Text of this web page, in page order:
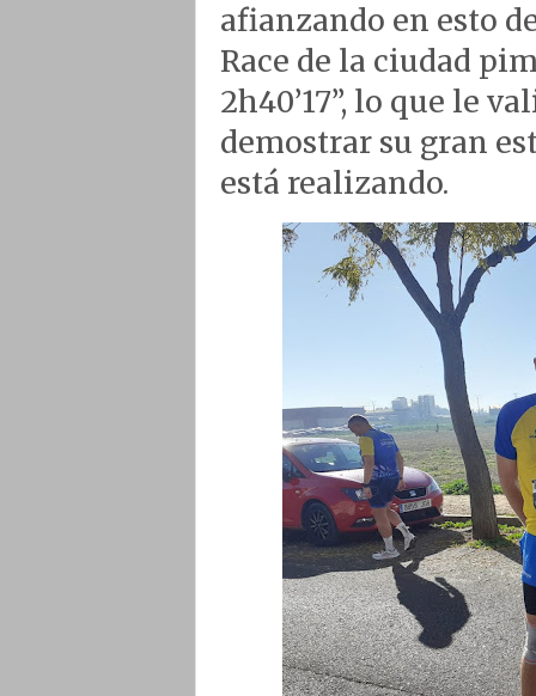
afianzando en esto
Race de la ciudad
2h40’17”, lo que le
demostrar su gran
está realizando.